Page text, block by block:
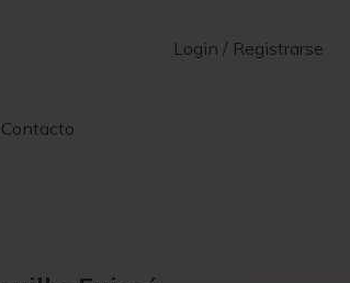
Login / Registrarse
Contacto